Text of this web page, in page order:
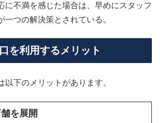
に不満を感じた場合は、早めにスタッフ
一つの解決策とされている。
を利用するメリット
以下のメリットがあります。
を展開